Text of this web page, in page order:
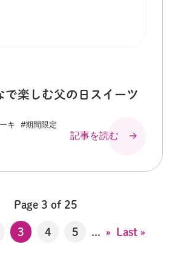
で楽しむ父の日スイーツ
キ
#期間限定
記事を読む →
Page 3 of 25
3 4 5 ... » Last »